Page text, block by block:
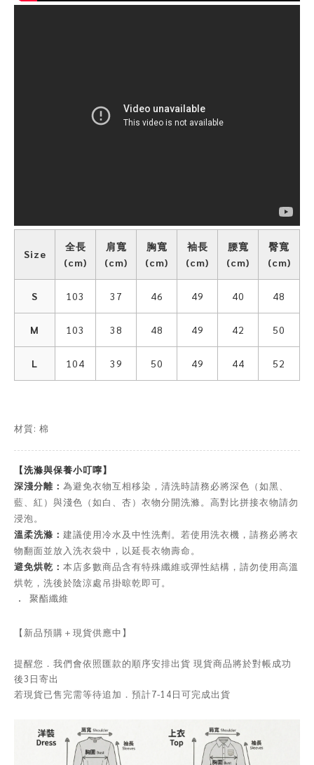
Size
全長
(cm)
肩寬
(cm)
胸寬
(cm)
袖長
(cm)
腰寬
(cm)
臀寬
(cm)
S 103 37 46 49 40 48
M 103 38 48 49 42 50
L 104 39 50 49 44 52
材質: 棉
【洗滌與保養小叮嚀】
深淺分離： 為避免衣物互相移染，清洗時請務必將深色（如黑、
藍、紅）與淺色（如白、杏）衣物分開洗滌。高對比拼接衣物請勿
浸泡。
溫柔洗滌： 建議使用冷水及中性洗劑。若使用洗衣機，請務必將衣
物翻面並放入洗衣袋中，以延長衣物壽命。
避免烘乾： 本店多數商品含有特殊纖維或彈性結構，請勿使用高溫
烘乾，洗後於陰涼處吊掛晾乾即可。
． 聚酯纖維
【新品預購＋現貨供應中】
提醒您．我們會依照匯款的順序安排出貨 現貨商品將於對帳成功
後3日寄出
若現貨已售完需等待追加．預計7-14日可完成出貨